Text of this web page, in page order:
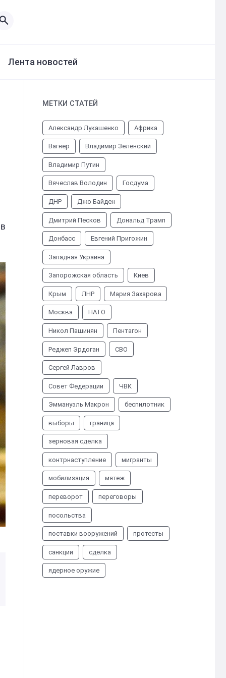
Лента новостей
МЕТКИ СТАТЕЙ
Александр Лукашенко Африка
Вагнер Владимир Зеленский
Владимир Путин
Вячеслав Володин Госдума
ДНР Джо Байден
Дмитрий Песков Дональд Трамп
Донбасс Евгений Пригожин
Западная Украина
Запорожская область Киев
Крым ЛНР Мария Захарова
Москва НАТО
Никол Пашинян Пентагон
Реджеп Эрдоган СВО
Сергей Лавров
Совет Федерации ЧВК
Эммануэль Макрон беспилотник
выборы граница
зерновая сделка
контрнаступление мигранты
мобилизация мятеж
переворот переговоры
посольства
поставки вооружений протесты
санкции сделка
ядерное оружие